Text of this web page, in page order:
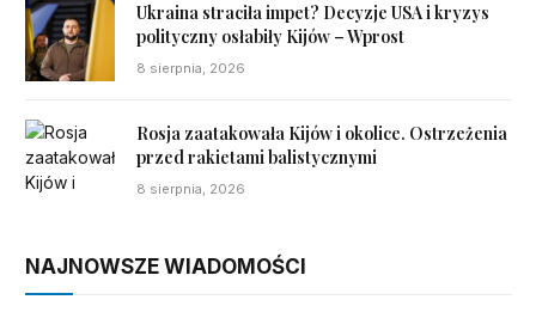
Ukraina straciła impet? Decyzje USA i kryzys
polityczny osłabiły Kijów – Wprost
8 sierpnia, 2026
Rosja zaatakowała Kijów i okolice. Ostrzeżenia
przed rakietami balistycznymi
8 sierpnia, 2026
NAJNOWSZE WIADOMOŚCI